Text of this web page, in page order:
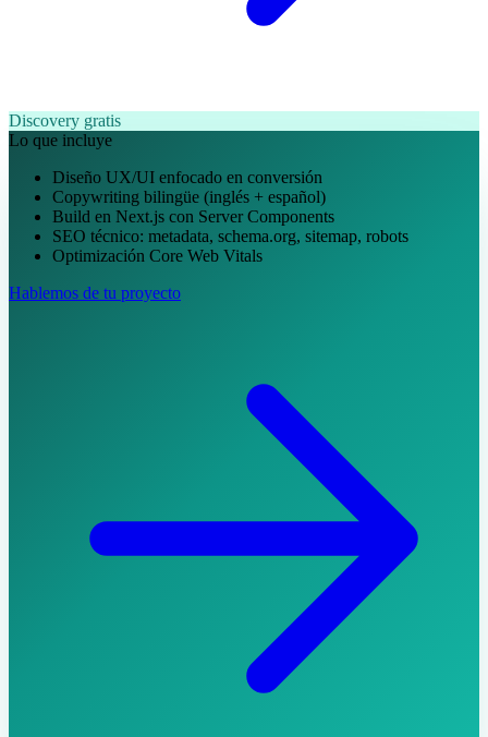
Discovery gratis
Lo que incluye
Diseño UX/UI enfocado en conversión
Copywriting bilingüe (inglés + español)
Build en Next.js con Server Components
SEO técnico: metadata, schema.org, sitemap, robots
Optimización Core Web Vitals
Hablemos de tu proyecto